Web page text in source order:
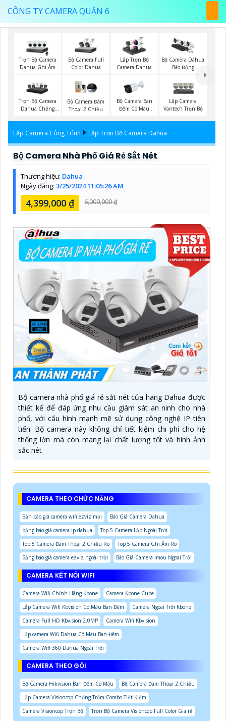
CÔNG TY CAMERA QUẬN 6
Trọn Bộ Camera
Dahua Ghi Âm
Bộ Camera Full
Color Dahua
Lắp Trọn Bộ
Camera Dahua
Bộ Camera Dahua
Báo Động
Trọn Bộ Camera
Dahua Chống
Bộ Camera Đàm
Thoại 2 Chiều
Bộ Camera Ban
Đêm Có Màu
Lắp Camera
Vantech Trọn Bộ
Lắp Camera Công Trình Lắp Trọn Bộ Camera Dahua
Bộ Camera Nhà Phố Giá Rẻ Sắt Nét
Thương hiệu: Dahua
Ngày đăng: 3/25/2024 11:05:26 AM
4,399,000 ₫ 6,000,000 ₫
Bộ camera nhà phố giá rẻ sắt nét của hãng Dahua được
thiết kế để đáp ứng nhu cầu giám sát an ninh cho nhà
phố, với cấu hình mạnh mẽ sử dụng công nghệ IP tiên
tiến. Bộ camera này không chỉ tiết kiệm chi phí cho hệ
thống lớn mà còn mang lại chất lượng tốt và hình ảnh
sắc nét
CAMERA THEO CHỨC NĂNG
Bản báo giá camera wifi ezviz mới
Báo Giá Camera Dahua
bảng báo giá camera ip dahua
Top 5 Camera Lắp Ngoài Trời
Top 5 Camera Đàm Thoại 2 Chiều Rõ
Top 5 Camera Ghi Âm Rõ
Bảng báo giá camera ezviz ngoài trời
Báo Giá Camera Imou Ngoài Trời
CAMERA KẾT NỐI WIFI
Camera Wifi Chính Hãng Kbone
Camera Kbone Cube
Lắp Camera Wifi Kbvision Có Màu Ban Đêm
Camera Ngoài Trời Kbone
Camera Full HD Kbvision 2.0MP
Camera Wifi Kbvision
Lắp camera Wifi Dahua Có Màu Ban Đêm
Camera Wifi 360 Dahua Ngoài Trời
CAMERA THEO GÓI
Bộ Camera Hikvision Ban Đêm Có Màu
Bộ Camera Đàm Thoại 2 Chiều
Lắp Camera Visioncop Chống Trộm Combo Tiết Kiệm
Camera Visioncop Trọn Bộ
Trọn Bộ Camera Visioncop Full Color Giá rẻ